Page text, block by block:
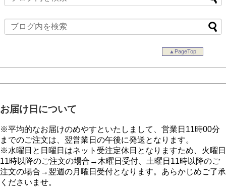
▲PageTop
お届け日について
※平均的なお届けのめやすといたしまして、営業日11時00分
までのご注文は、翌営業日の午後に発送となります。
※水曜日と日曜日はネット受注定休日となりますため、火曜日
11時以降のご注文の場合→木曜日受付、土曜日11時以降のご
注文の場合→翌週の月曜日受付となります。あらかじめご了承
くださいませ。